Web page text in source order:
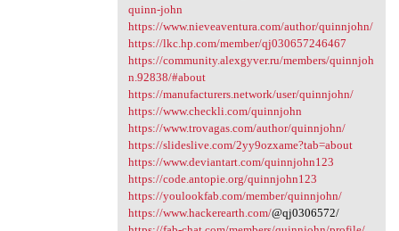
quinn-john
https://www.nieveaventura.com/author/quinnjohn/
https://lkc.hp.com/member/qj030657246467
https://community.alexgyver.ru/members/quinnjoh
n.92838/#about
https://manufacturers.network/user/quinnjohn/
https://www.checkli.com/quinnjohn
https://www.trovagas.com/author/quinnjohn/
https://slideslive.com/2yy9ozxame?tab=about
https://www.deviantart.com/quinnjohn123
https://code.antopie.org/quinnjohn123
https://youlookfab.com/member/quinnjohn/
https://www.hackerearth.com/@qj0306572/